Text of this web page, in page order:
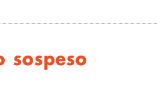
sospeso